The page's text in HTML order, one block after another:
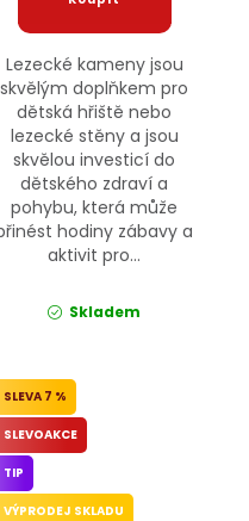
Lezecké kameny jsou
skvělým doplňkem pro
dětská hřiště nebo
lezecké stěny a jsou
skvělou investicí do
dětského zdraví a
pohybu, která může
hodiny zábavy a
aktivit pro...
Skladem
7 %
SLEVOAKCE
TIP
VÝPRODEJ SKLADU